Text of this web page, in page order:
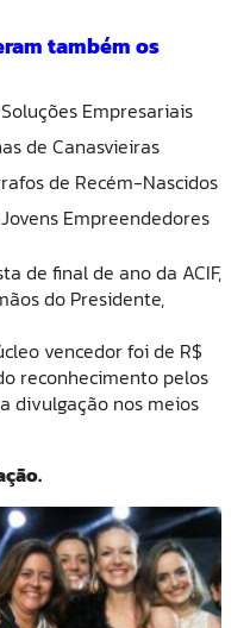
também os
Empresariais
de Canasvieiras
de Recém-Nascidos
Empreendedores
de final de ano da ACIF,
do Presidente,
vencedor foi de R$
reconhecimento pelos
divulgação nos meios